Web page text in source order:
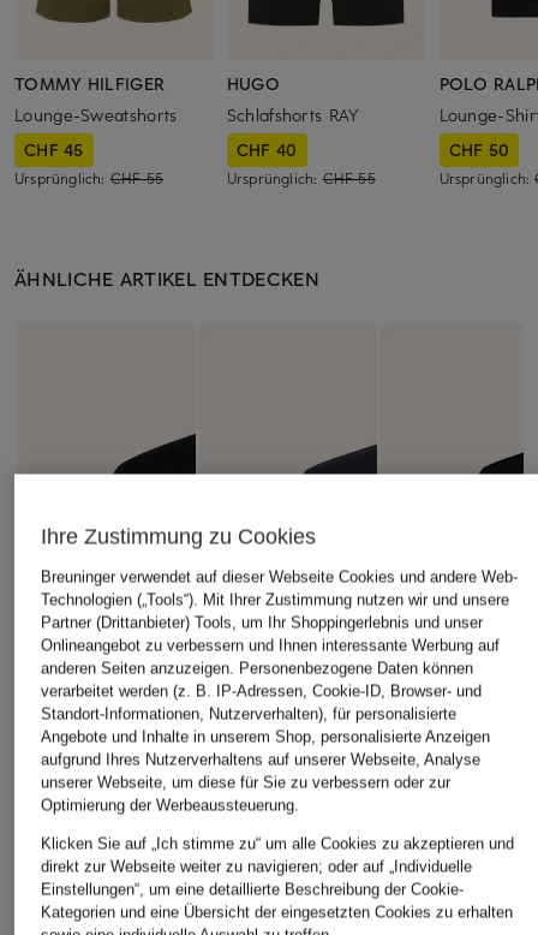
TOMMY HILFIGER
Lounge-Sweatshorts
CHF 45
Ursprünglich: CHF 55
HUGO
Schlafshorts RAY
CHF 40
Ursprünglich:CHF 55
POLO
Lounge-
CHF 50
Ursprünglich:
ÄHNLICHE ARTIKEL ENTDECKEN
Ihre Zustimmung zu Cookies
Breuninger verwendet auf dieser Webseite Cookies und andere Web-
Technologien („Tools“). Mit Ihrer Zustimmung nutzen wir und unsere
Partner (Drittanbieter) Tools, um Ihr Shoppingerlebnis und unser
Onlineangebot zu verbessern und Ihnen interessante Werbung auf
anderen Seiten anzuzeigen. Personenbezogene Daten können
verarbeitet werden (z. B. IP-Adressen, Cookie-ID, Browser- und
Standort-Informationen, Nutzerverhalten), für personalisierte
Angebote und Inhalte in unserem Shop, personalisierte Anzeigen
aufgrund Ihres Nutzerverhaltens auf unserer Webseite, Analyse
unserer Webseite, um diese für Sie zu verbessern oder zur
Optimierung der Werbeaussteuerung.
Klicken Sie auf „Ich stimme zu“ um alle Cookies zu akzeptieren und
direkt zur Webseite weiter zu navigieren; oder auf „Individuelle
Einstellungen“, um eine detaillierte Beschreibung der Cookie-
Kategorien und eine Übersicht der eingesetzten Cookies zu erhalten